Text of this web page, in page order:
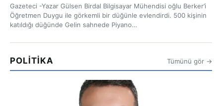
Gazeteci -Yazar Gülsen Birdal Bilgisayar Mühendisi oğlu Berker’i
Öğretmen Duygu ile görkemli bir düğünle evlendirdi. 500 kişinin
katıldığı düğünde Gelin sahnede Piyano…
POLİTİKA Tümünü gör →